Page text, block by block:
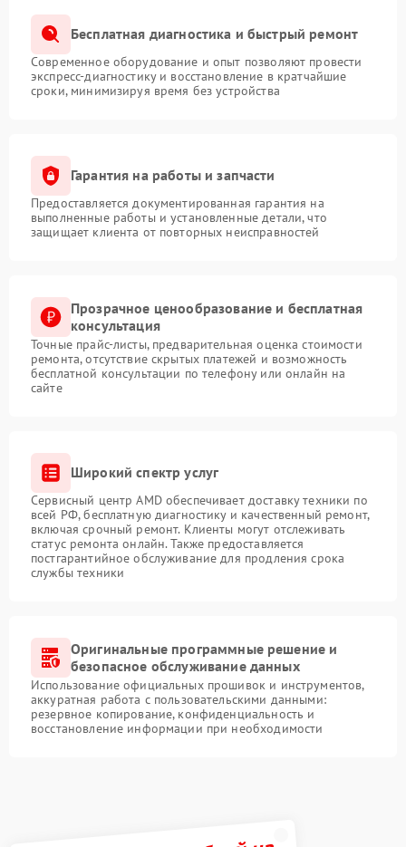
Бесплатная диагностика и быстрый ремонт
Современное оборудование и опыт позволяют провести
экспресс-диагностику и восстановление в кратчайшие
сроки, минимизируя время без устройства
Гарантия на работы и запчасти
Предоставляется документированная гарантия на
выполненные работы и установленные детали, что
защищает клиента от повторных неисправностей
Прозрачное ценообразование и бесплатная
консультация
Точные прайс-листы, предварительная оценка стоимости
ремонта, отсутствие скрытых платежей и возможность
бесплатной консультации по телефону или онлайн на
сайте
Широкий спектр услуг
Сервисный центр AMD обеспечивает доставку техники по
всей РФ, бесплатную диагностику и качественный ремонт,
включая срочный ремонт. Клиенты могут отслеживать
статус ремонта онлайн. Также предоставляется
постгарантийное обслуживание для продления срока
службы техники
Оригинальные программные решение и
безопасное обслуживание данных
Использование официальных прошивок и инструментов,
аккуратная работа с пользовательскими данными:
резервное копирование, конфиденциальность и
восстановление информации при необходимости